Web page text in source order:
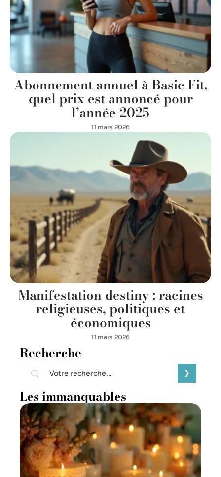
Abonnement annuel à Basic Fit,
quel prix est annoncé pour
l’année 2025
11 mars 2026
Manifestation destiny : racines
religieuses, politiques et
économiques
11 mars 2026
Recherche
Les immanquables